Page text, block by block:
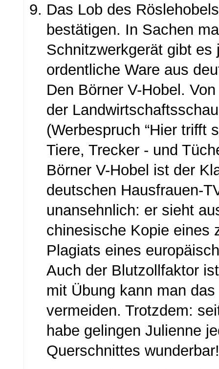
Das Lob des
bestätigen. In Sachen
Schnitzwerkgerät gibt es
ordentliche Ware aus
Den Börner V-Hobel.
der
(Werbespruch “Hier trifft
Tiere, Trecker - und
Börner V-Hobel ist der
deutschen Hausfrauen-
unansehnlich: er sieht
chinesische Kopie eines
Plagiats eines
Auch der Blutzollfaktor
mit Übung kann man
vermeiden. Trotzdem:
habe gelingen Julienne
Querschnittes